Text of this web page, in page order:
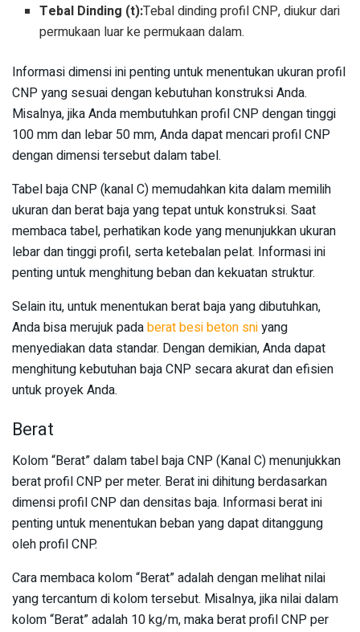
Tebal Dinding (t):Tebal dinding profil CNP, diukur dari
permukaan luar ke permukaan dalam.
Informasi dimensi ini penting untuk menentukan ukuran profil
CNP yang sesuai dengan kebutuhan konstruksi Anda.
Misalnya, jika Anda membutuhkan profil CNP dengan tinggi
100 mm dan lebar 50 mm, Anda dapat mencari profil CNP
dengan dimensi tersebut dalam tabel.
Tabel baja CNP (kanal C) memudahkan kita dalam memilih
ukuran dan berat baja yang tepat untuk konstruksi. Saat
membaca tabel, perhatikan kode yang menunjukkan ukuran
lebar dan tinggi profil, serta ketebalan pelat. Informasi ini
penting untuk menghitung beban dan kekuatan struktur.
Selain itu, untuk menentukan berat baja yang dibutuhkan,
Anda bisa merujuk padaberat besi beton sniyang
menyediakan data standar. Dengan demikian, Anda dapat
menghitung kebutuhan baja CNP secara akurat dan efisien
untuk proyek Anda.
Berat
Kolom “Berat” dalam tabel baja CNP (Kanal C) menunjukkan
berat profil CNP per meter. Berat ini dihitung berdasarkan
dimensi profil CNP dan densitas baja. Informasi berat ini
penting untuk menentukan beban yang dapat ditanggung
oleh profil CNP.
Cara membaca kolom “Berat” adalah dengan melihat nilai
yang tercantum di kolom tersebut. Misalnya, jika nilai dalam
kolom “Berat” adalah 10 kg/m, maka berat profil CNP per